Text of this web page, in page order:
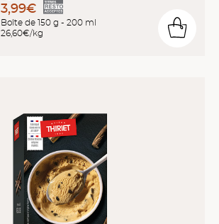
3,99€
Boîte de 150 g - 200 ml
26,60€/kg